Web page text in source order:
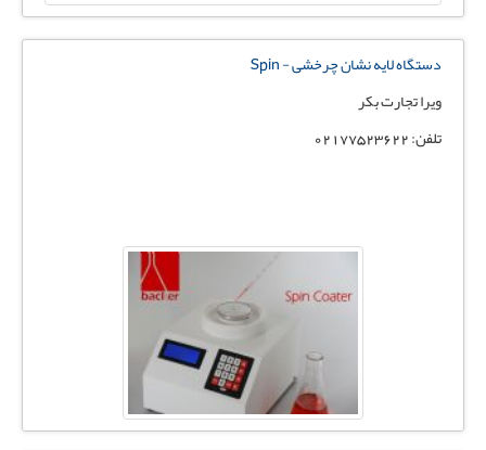
دستگاه لایه نشان چرخشی - Spin
ویرا تجارت بکر
تلفن: 02177523622